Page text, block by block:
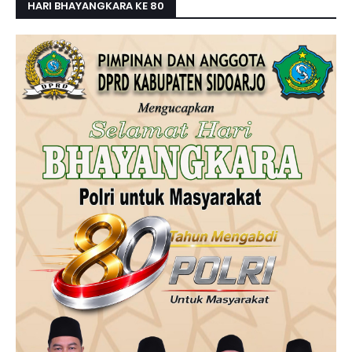
HARI BHAYANGKARA KE 80